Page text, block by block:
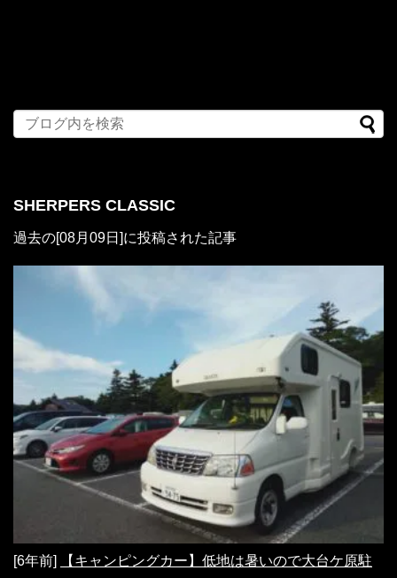
SHERPERS CLASSIC
過去の[08月09日]に投稿された記事
[6年前]
【キャンピングカー】低地は暑いので大台ケ原駐